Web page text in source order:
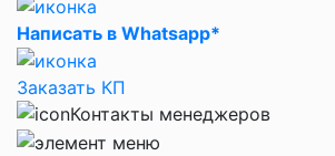
Написать в Whatsapp*
Заказать КП
Контакты менеджеров